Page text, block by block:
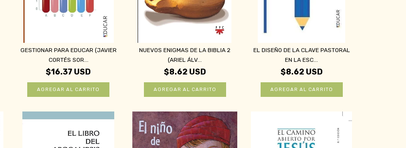
GESTIONAR PARA EDUCAR (JAVIER
CORTÉS SOR...
$16.37 USD
NUEVOS ENIGMAS DE LA BIBLIA 2
(ARIEL ÁLV...
$8.62 USD
EL DISEÑO DE LA CLAVE PASTORAL
EN LA ESC...
$8.62 USD